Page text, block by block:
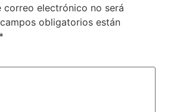
correo electrónico no será
obligatorios están
*